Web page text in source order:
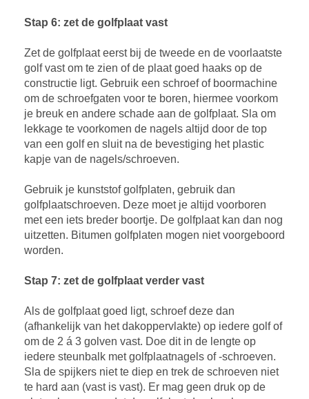
Stap 6: zet de golfplaat vast
Zet de golfplaat eerst bij de tweede en de voorlaatste
golf vast om te zien of de plaat goed haaks op de
constructie ligt. Gebruik een schroef of boormachine
om de schroefgaten voor te boren, hiermee voorkom
je breuk en andere schade aan de golfplaat. Sla om
lekkage te voorkomen de nagels altijd door de top
van een golf en sluit na de bevestiging het plastic
kapje van de nagels/schroeven.
Gebruik je kunststof golfplaten, gebruik dan
golfplaatschroeven. Deze moet je altijd voorboren
met een iets breder boortje. De golfplaat kan dan nog
uitzetten. Bitumen golfplaten mogen niet voorgeboord
worden.
Stap 7: zet de golfplaat verder vast
Als de golfplaat goed ligt, schroef deze dan
(afhankelijk van het dakoppervlakte) op iedere golf of
om de 2 á 3 golven vast. Doe dit in de lengte op
iedere steunbalk met golfplaatnagels of -schroeven.
Sla de spijkers niet te diep en trek de schroeven niet
te hard aan (vast is vast). Er mag geen druk op de